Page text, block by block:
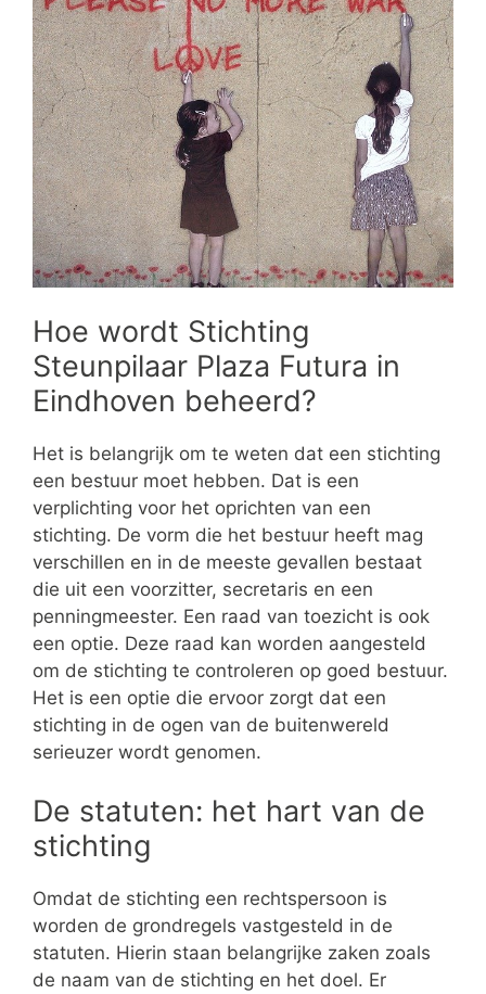
Hoe wordt Stichting
Steunpilaar Plaza Futura in
Eindhoven beheerd?
Het is belangrijk om te weten dat een stichting
een bestuur moet hebben. Dat is een
verplichting voor het oprichten van een
stichting. De vorm die het bestuur heeft mag
verschillen en in de meeste gevallen bestaat
die uit een voorzitter, secretaris en een
penningmeester. Een raad van toezicht is ook
een optie. Deze raad kan worden aangesteld
om de stichting te controleren op goed bestuur.
Het is een optie die ervoor zorgt dat een
stichting in de ogen van de buitenwereld
serieuzer wordt genomen.
De statuten: het hart van de
stichting
Omdat de stichting een rechtspersoon is
worden de grondregels vastgesteld in de
statuten. Hierin staan belangrijke zaken zoals
de naam van de stichting en het doel. Er